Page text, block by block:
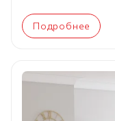
Подробнее